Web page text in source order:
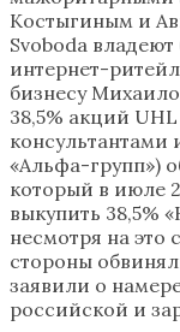
Костыгиным и
Svoboda
интернет-
бизнесу
38,5% акций
консультантами
«Альфа-групп»)
который в июле
выкупить 38,5%
несмотря на это
стороны
заявили о
российской и